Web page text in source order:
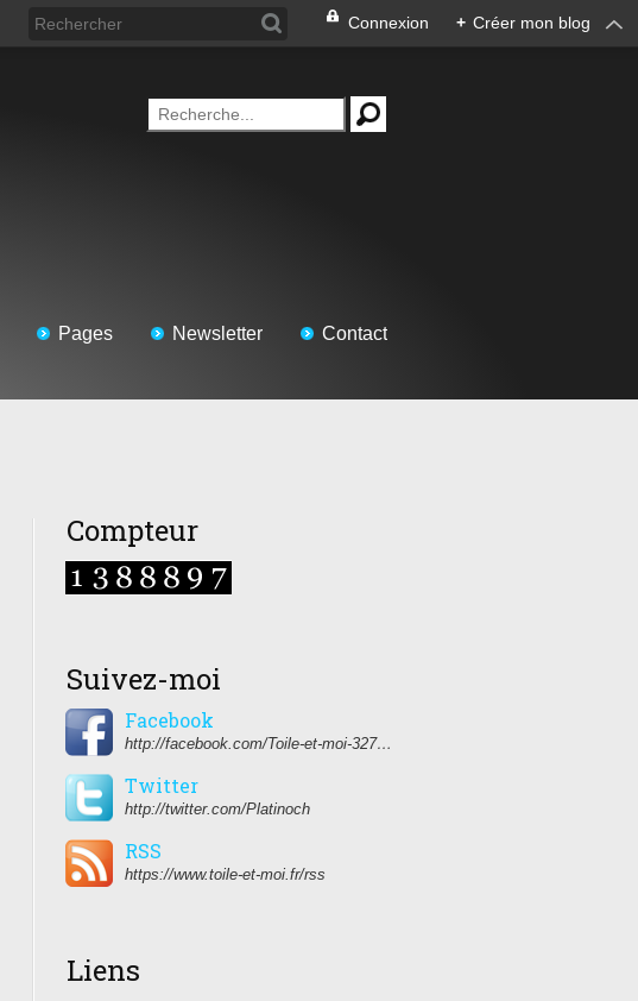
Connexion + Créer mon blog
Pages Newsletter Contact
Compteur
Suivez-moi
Facebook
http://facebook.com/Toile-et-moi-327459350627274/
Twitter
http://twitter.com/Platinoch
RSS
https://www.toile-et-moi.fr/rss
Liens